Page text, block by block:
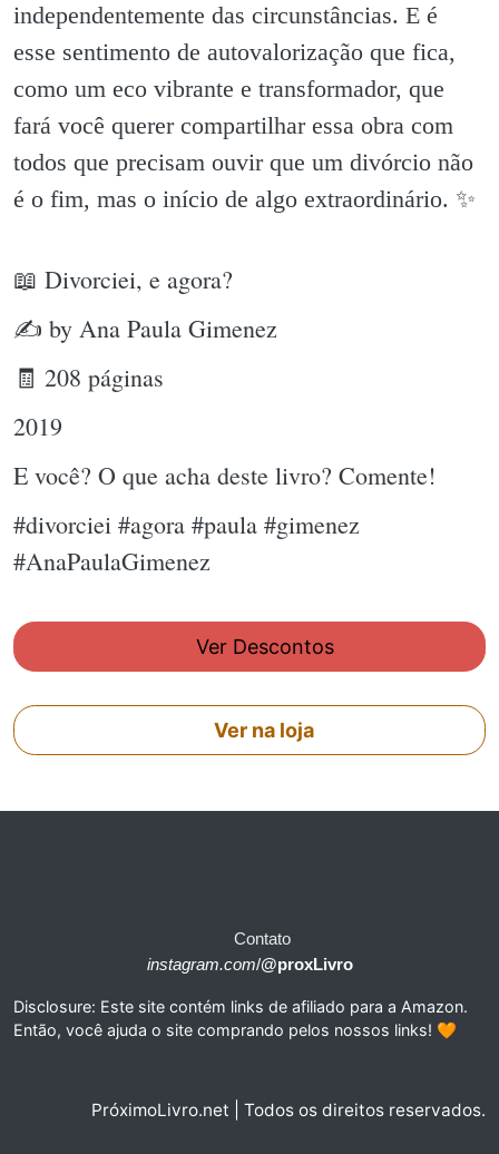
independentemente das circunstâncias. E é
esse sentimento de autovalorização que fica,
como um eco vibrante e transformador, que
fará você querer compartilhar essa obra com
todos que precisam ouvir que um divórcio não
é o fim, mas o início de algo extraordinário. ✨️
📖 Divorciei, e agora?
✍ by Ana Paula Gimenez
🧾 208 páginas
2019
E você? O que acha deste livro? Comente!
#divorciei #agora #paula #gimenez
#AnaPaulaGimenez
Ver Descontos
Ver na loja
Contato
instagram.com/@proxLivro
Disclosure: Este site contém links de afiliado para a Amazon.
Então, você ajuda o site comprando pelos nossos links! 🧡
PróximoLivro.net | Todos os direitos reservados.